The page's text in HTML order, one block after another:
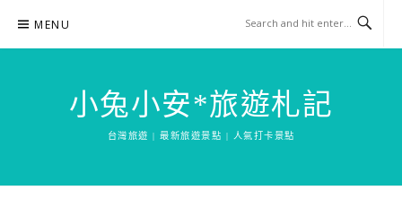
content
MENU
小兔小安*旅遊札記
台灣旅遊 | 最新旅遊景點 | 人氣打卡景點